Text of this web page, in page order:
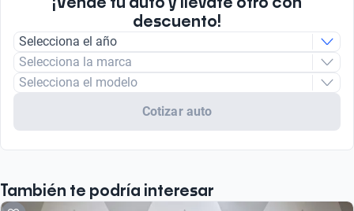
descuento!
Selecciona el año
Selecciona la marca
Selecciona el modelo
Cotizar auto
También te podría interesar